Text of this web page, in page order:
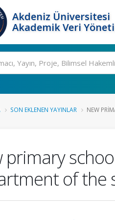
Akdeniz Üniversitesi
Akademik Veri
SON EKLENEN YAYINLAR NEW
primary
of the